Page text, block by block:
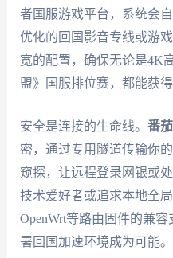
者国服游戏平台，系统会
优化的回国影音专线或游
宽的配置，确保无论是4K
盟》国服排位赛，都能获
安全是连接的生命线。 番
密，通过专用隧道传输你
窥探，让远程登录网银或
技术爱好者或追求本地全
OpenWrt等路由固件的兼
署回国加速环境成为可能。